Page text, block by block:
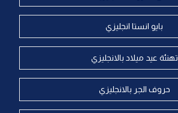
بايو انستا انجليزي
تهنئة عيد ميلاد بالانجليزي
حروف الجر بالانجليزي